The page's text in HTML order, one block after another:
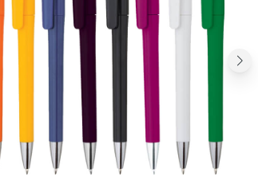
Sonraki Adıma İlerle